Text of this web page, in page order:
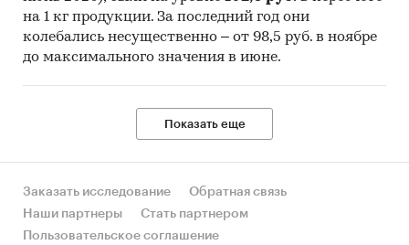
Объем производства подсолнечного масла для
пищевого потребления в России в период с
2017 по 2021 год увеличился на ***% и составил
*** тыс. тонн. В сравнении с 2020 годом объемы
сократились на ***%.
подсолнечного масла для пищевого
потребления, Россия, 2017-2021 гг., тыс. тонн
на 1 кг продукции. За последний год они
колебались несущественно – от 98,5 руб. в ноябре
до максимального значения в июне.
Показать еще
Заказать исследование
Обратная связь
Наши партнеры
Стать партнером
Пользовательское соглашение